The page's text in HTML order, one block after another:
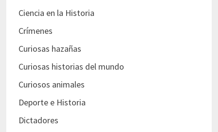
Ciencia en la Historia
Crímenes
Curiosas hazañas
Curiosas historias del mundo
Curiosos animales
Deporte e Historia
Dictadores